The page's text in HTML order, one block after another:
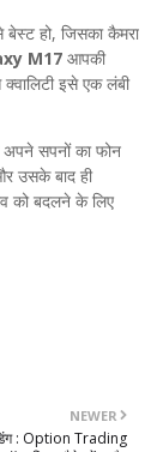
हो, जिसका कैमरा
M17 आपकी
इसे एक लंबी
सपनों का फोन
उसके बाद ही
को बदलने के लिए
NEWER
: Option Trading